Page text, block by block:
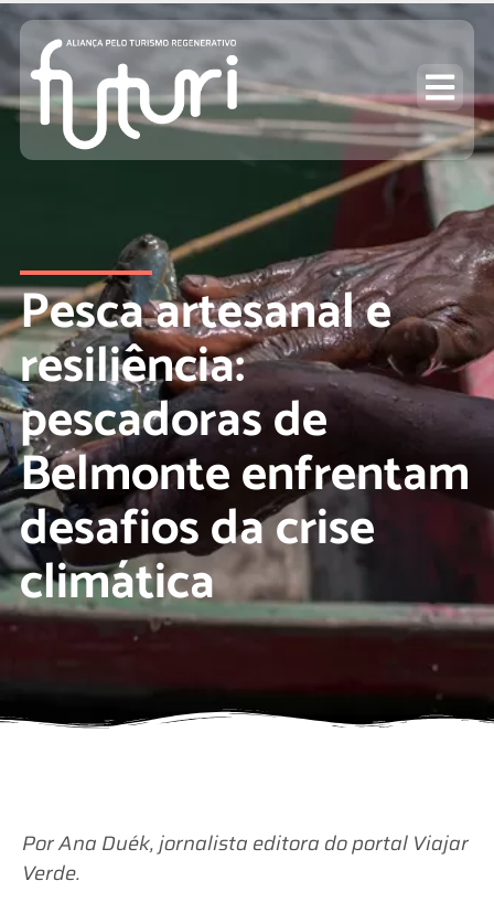
Pesca artesanal e
resiliência:
pescadoras de
Belmonte enfrentam
desafios da crise
climática
Por Ana Duék, jornalista editora do portal Viajar
Verde.